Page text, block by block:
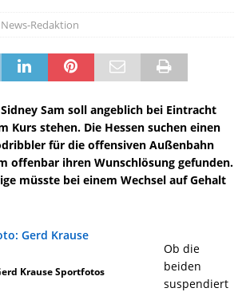
News-Redaktion
Sam soll angeblich bei Eintracht
Kurs stehen. Die Hessen suchen einen
für die offensiven Außenbahn
offenbar ihren Wunschlösung gefunden.
müsste bei einem Wechsel auf Gehalt
Krause Sportfotos
Ob die
beiden
suspendiert